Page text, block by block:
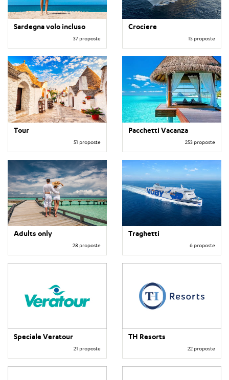
Sardegna volo incluso
37 proposte
Crociere
15 proposte
Tour
51 proposte
Pacchetti Vacanza
253 proposte
Adults only
28 proposte
Traghetti
6 proposte
Speciale Veratour
21 proposte
TH Resorts
22 proposte